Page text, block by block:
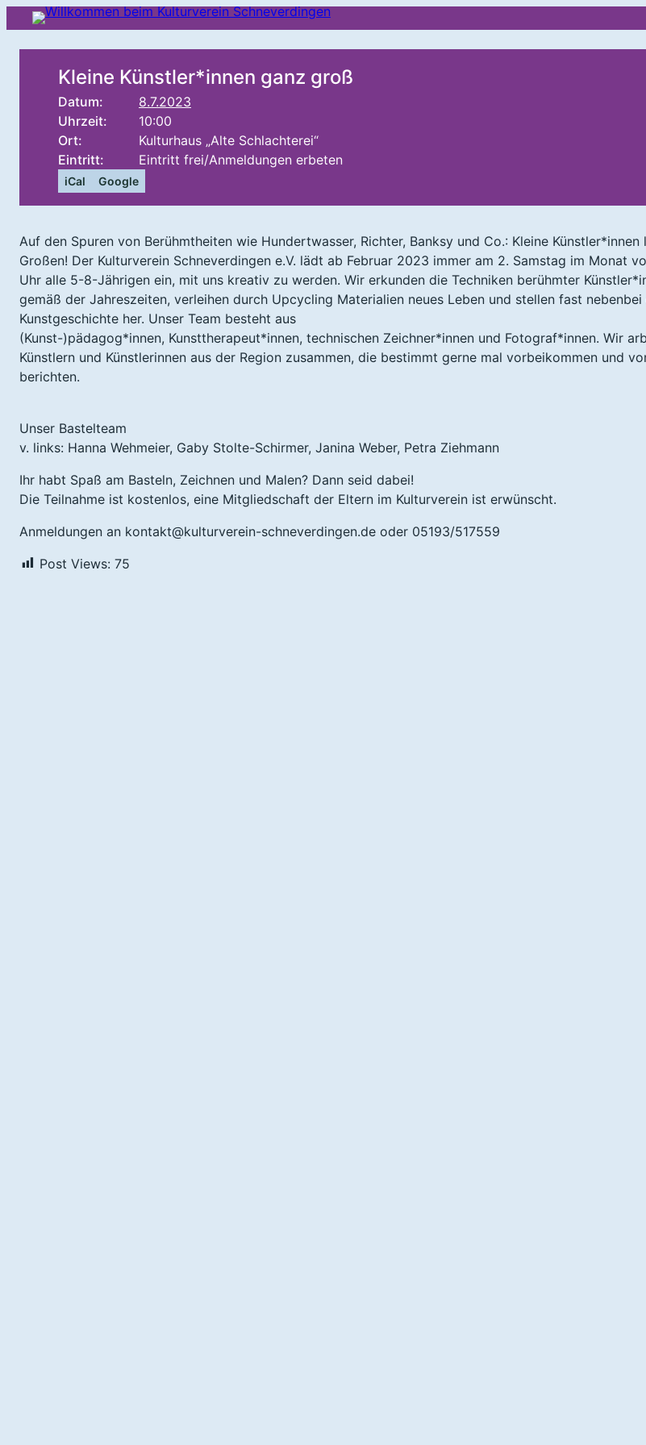
Kleine Künstler*innen ganz groß
Datum:
8.7.2023
Uhrzeit:
10:00
Ort:
Kulturhaus „Alte Schlachterei“
Eintritt:
Eintritt frei/Anmeldungen erbeten
iCal Google
Auf den Spuren von Berühmtheiten wie Hundertwasser, Richter, Banksy und Co.: Kleine Künstler*innen
Großen! Der Kulturverein Schneverdingen e.V. lädt ab Februar 2023 immer am 2. Samstag im Monat
Uhr alle 5-8-Jährigen ein, mit uns kreativ zu werden. Wir erkunden die Techniken berühmter
gemäß der Jahreszeiten, verleihen durch Upcycling Materialien neues Leben und stellen fast
Kunstgeschichte her. Unser Team besteht aus
(Kunst-)pädagog*innen, Kunsttherapeut*innen, technischen Zeichner*innen und Fotograf*innen. Wir
Künstlern und Künstlerinnen aus der Region zusammen, die bestimmt gerne mal vorbeikommen und
berichten.
Unser Bastelteam
v. links: Hanna Wehmeier, Gaby Stolte-Schirmer, Janina Weber, Petra Ziehmann
Ihr habt Spaß am Basteln, Zeichnen und Malen? Dann seid dabei!
Die Teilnahme ist kostenlos, eine Mitgliedschaft der Eltern im Kulturverein ist erwünscht.
Anmeldungen an kontakt@kulturverein-schneverdingen.de oder 05193/517559
Post Views: 75